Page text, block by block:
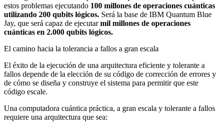
estos problemas ejecutando 100 millones de operaciones cuánticas
utilizando 200 qubits lógicos. Será la base de IBM Quantum Blue
Jay, que será capaz de ejecutarmil millones de operaciones
cuánticas en 2.000 qubits lógicos.
El camino hacia la tolerancia a fallos a gran escala
El éxito de la ejecución de una arquitectura eficiente y tolerante a
fallos depende de la elección de su código de corrección de errores y
de cómo se diseña y construye el sistema para permitir que este
código escale.
Una computadora cuántica práctica, a gran escala y tolerante a fallos
requiere una arquitectura que sea: